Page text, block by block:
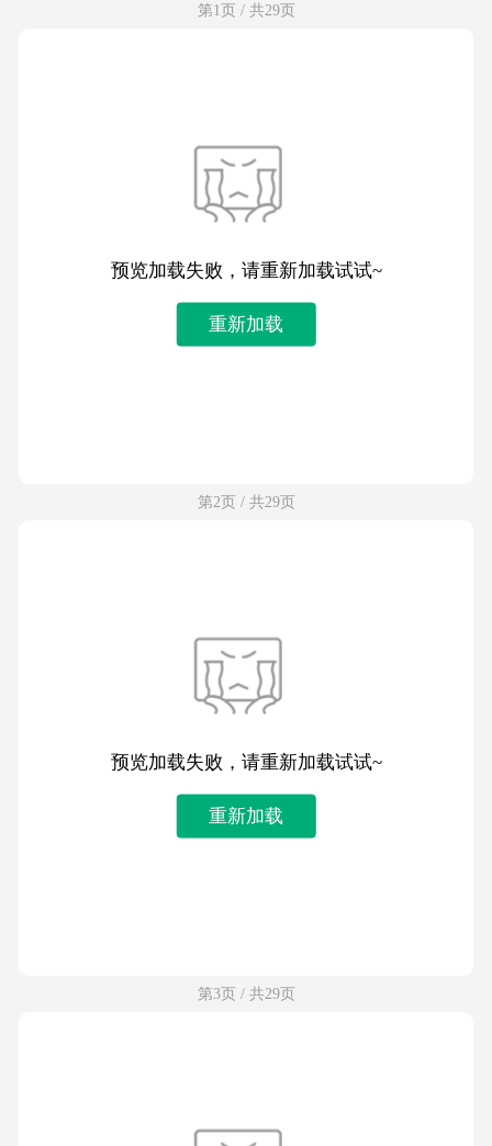
第1页 / 共29页
预览加载失败，请重新加载试试~
重新加载
第2页 / 共29页
预览加载失败，请重新加载试试~
重新加载
第3页 / 共29页